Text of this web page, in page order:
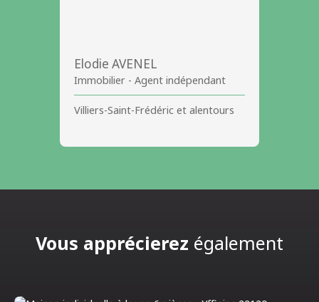
Elodie AVENEL
Immobilier - Agent indépendant
Villiers-Saint-Frédéric et alentours
Vous apprécierez également